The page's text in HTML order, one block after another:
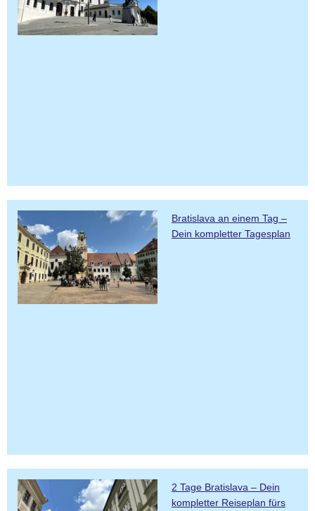
Bratislava an einem Tag –
Dein kompletter Tagesplan
2 Tage Bratislava – Dein
kompletter Reiseplan fürs